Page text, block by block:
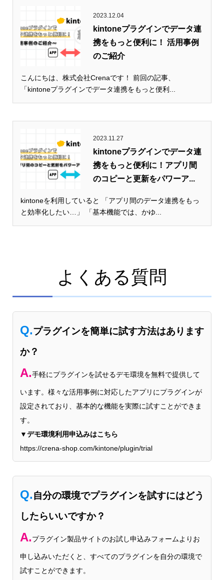
2023.12.04
kintoneプラグインでデータ連
携をもっと便利に！ 活用事例
のご紹介
こんにちは、株式会社Crenaです！ 前回の記事、
「kintoneプラグインでデータ連携をもっと便利...
2023.11.27
kintoneプラグインでデータ連
携をもっと便利に！アプリ間
のコピーと更新をパワーア...
kintoneを利用していると 「アプリ間のデータ連携をもっ
と効率化したい…」 「基本機能では、かゆ...
よくある質問
Q.プラグインを簡単に試す方法はあります
か？
A.手軽にプラグインを試せるデモ環境を無料で提供して
います。様々な活用事例に対応したアプリにプラグインが
設定されており、基本的な機能を実際に試すことができま
す。
▼デモ環境利用申込みはこちら
https://crena-shop.com/kintone/plugin/trial
Q.自分の環境でプラグインを試すにはどう
したらいいですか？
A.プラグイン製品サイトのお試し申込みフォームよりお
申し込みいただくと、すべてのプラグインを自分の環境で
試すことができます。